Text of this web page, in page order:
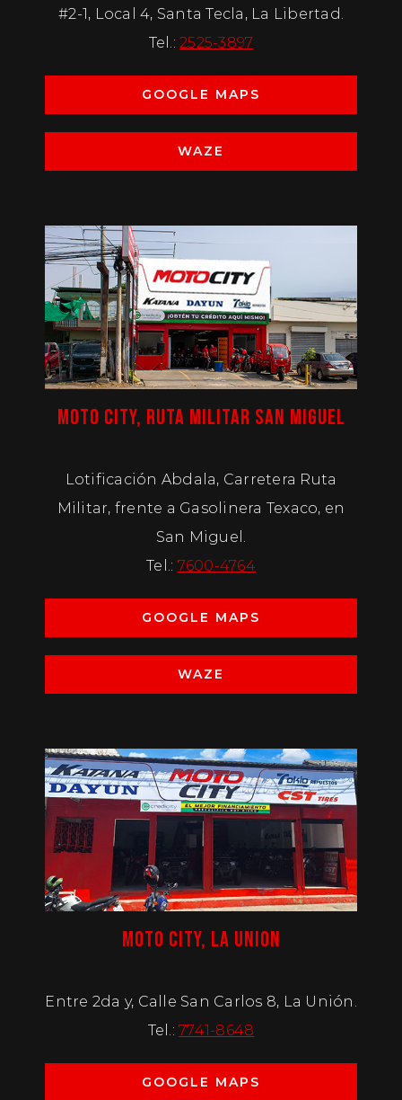
#2-1, Local 4, Santa Tecla, La Libertad.
Tel.:2525-3897
GOOGLE MAPS
WAZE
MOTO CITY, RUTA MILITAR SAN MIGUEL
Lotificación Abdala, Carretera Ruta
Militar, frente a Gasolinera Texaco, en
San Miguel.
Tel.: 7600-4764
GOOGLE MAPS
WAZE
MOTO CITY, LA UNION
Entre 2da y, Calle San Carlos 8, La Unión.
Tel.:7741-8648
GOOGLE MAPS